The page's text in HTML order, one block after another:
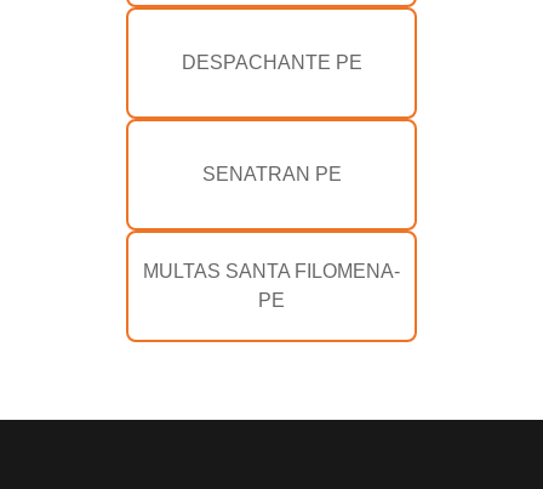
DESPACHANTE PE
SENATRAN PE
MULTAS SANTA FILOMENA-
PE